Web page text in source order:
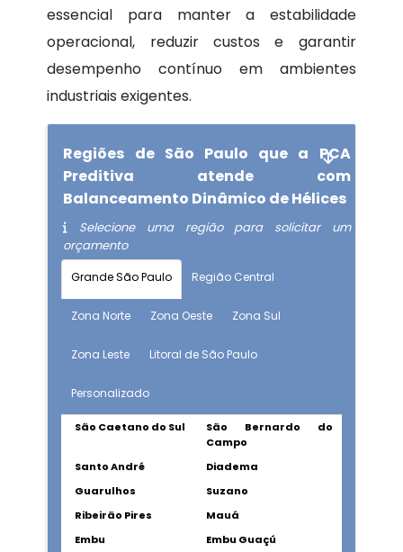
essencial para manter a estabilidade
operacional, reduzir custos e garantir
desempenho contínuo em ambientes
industriais exigentes.
Regiões de São Paulo que a PCA
Preditiva atende com
Balanceamento Dinâmico de Hélices
Selecione uma região para solicitar um
orçamento
Grande São Paulo Região Central
Zona Norte Zona Oeste Zona Sul
Zona Leste Litoral de São Paulo
Personalizado
São Caetano do Sul
São Bernardo do
Campo
Santo André
Diadema
Guarulhos
Suzano
Ribeirão Pires
Mauá
Embu
Embu Guaçú